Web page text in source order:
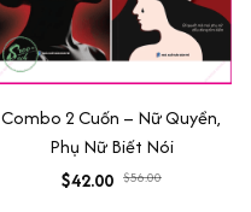
Combo 2 Cuốn – Nữ Quyền,
Phụ Nữ Biết Nói
$42.00 $56.00